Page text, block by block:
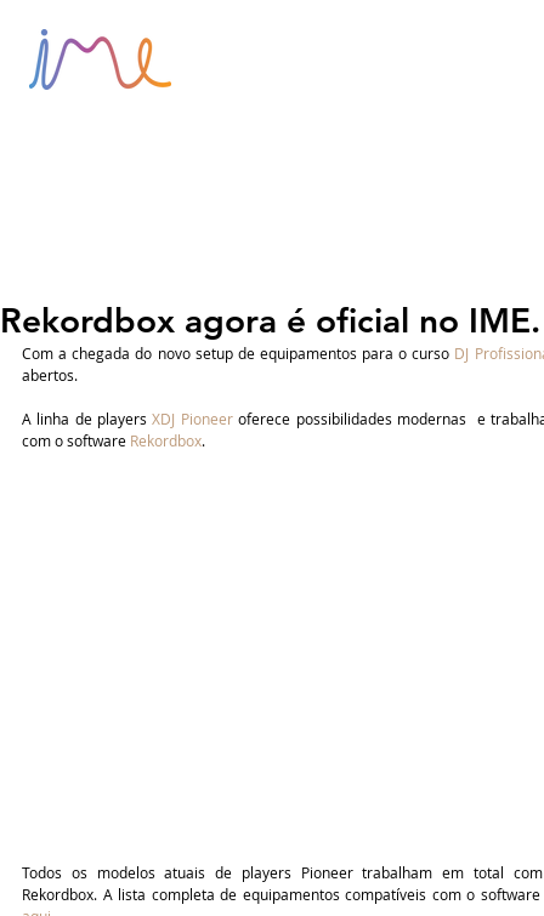
Rekordbox agora é oficial no IME.
Com a chegada do novo setup de equipamentos para o curso DJ
abertos.
A linha de players XDJ Pioneer oferece possibilidades modernas  e
com o software Rekordbox.
Todos os modelos atuais de players Pioneer trabalham em total